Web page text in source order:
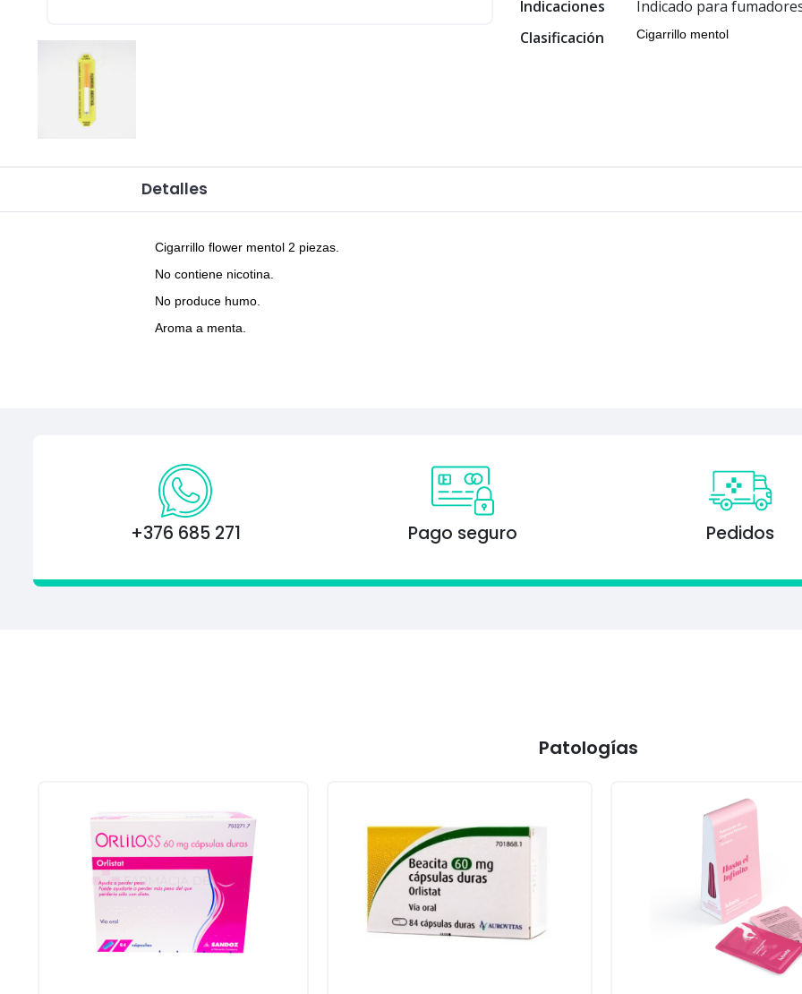
Indicaciones
Indicado para
Clasificación
Cigarrillo mentol
Detalles
Cigarrillo flower mentol 2 piezas.
No contiene nicotina.
No produce humo.
Aroma a menta.
+376 685 271 Pago seguro Pedidos
Patologías